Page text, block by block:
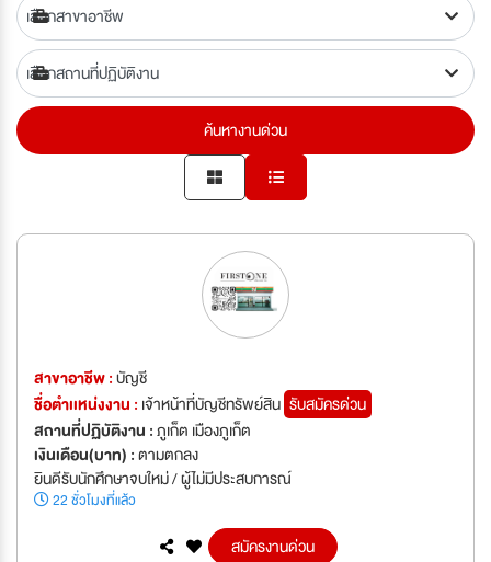
ค้นหางานด่วน
สาขาอาชีพ :บัญชี
ชื่อตำเเหน่งงาน : เจ้าหน้าที่บัญชีทรัพย์สิน รับสมัครด่วน
สถานที่ปฏิบัติงาน :ภูเก็ต เมืองภูเก็ต
เงินเดือน(บาท) :ตามตกลง
ยินดีรับนักศึกษาจบใหม่ / ผู้ไม่มีประสบการณ์
22 ชั่วโมงที่แล้ว
สมัครงานด่วน